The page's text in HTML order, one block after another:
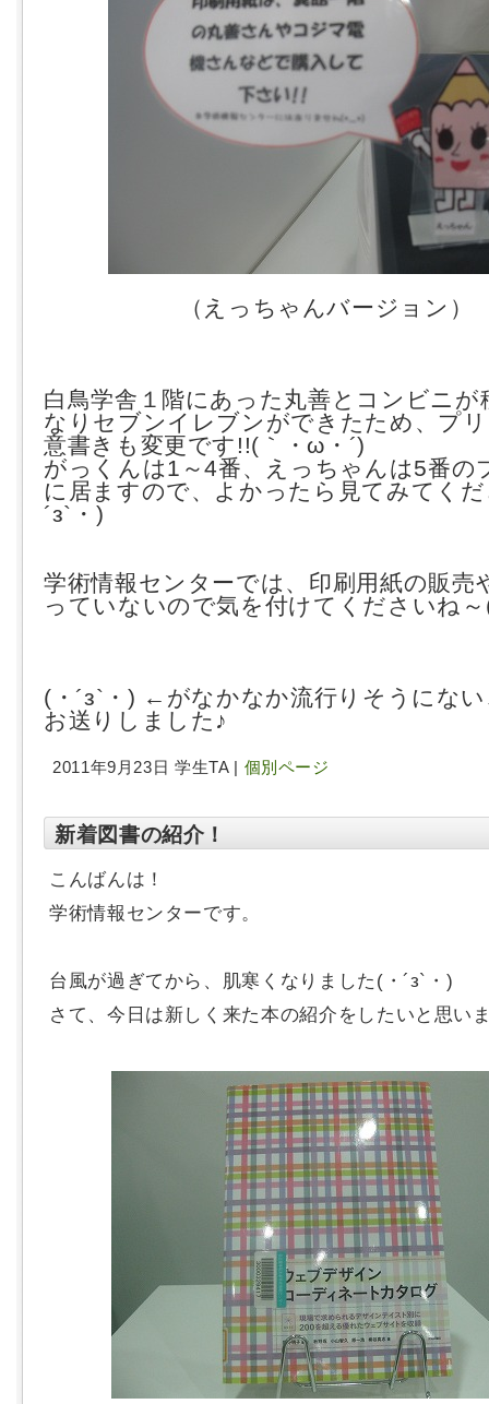
（えっちゃんバージョン）
白鳥学舎１階にあった丸善とコンビニが
なりセブンイレブンができたため、プ
意書きも変更です!!(｀・ω・´)
がっくんは1～4番、えっちゃんは5番の
に居ますので、よかったら見てみてく
´з`・)
学術情報センターでは、印刷用紙の販売
っていないので気を付けてくださいね
(・´з`・) ←がなかなか流行りそうにな
お送りしました♪
2011年9月23日 学生TA | 個別ページ
新着図書の紹介！
こんばんは！
学術情報センターです。
台風が過ぎてから、肌寒くなりました(・´з`・)
さて、今日は新しく来た本の紹介をしたいと思い